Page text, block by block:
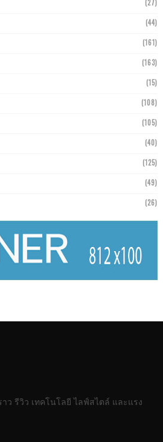
(27)
(44)
(161)
(163)
(15)
(108)
(105)
(40)
(125)
(49)
(26)
ว รีวิว เทคโนโลยี ไลฟ์สไตล์ และแรง